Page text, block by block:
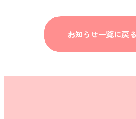
お知らせ一覧に戻る